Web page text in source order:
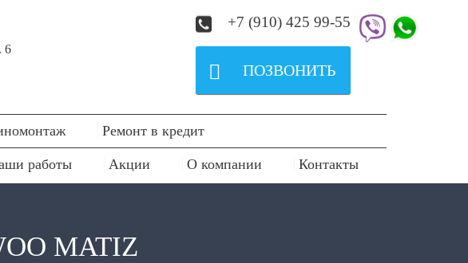
6
+7 (910) 425 99-55
 ПОЗВОНИТЬ
Ремонт в кредит
работы Акции О компании Контакты
MATIZ